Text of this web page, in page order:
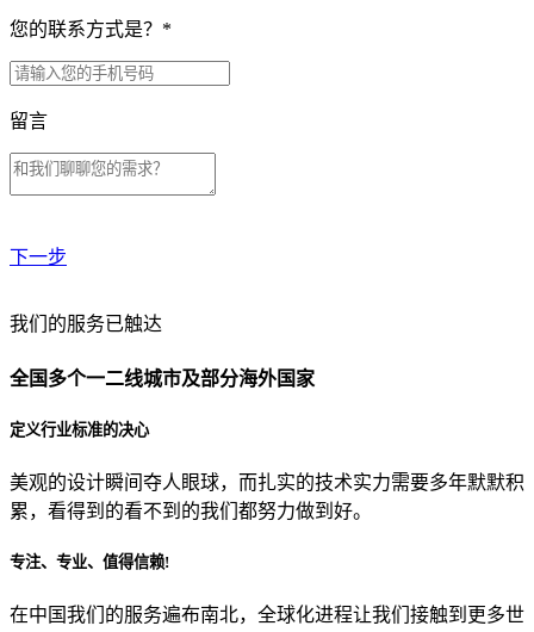
您的联系方式是？ *
留言
下一步
贵公司预算范围是？
贵公司的团队规模是？
目前主要的营销渠道是？
我们的服务已触达
全国多个一二线城市及部分海外国家
定义行业标准的决心
美观的设计瞬间夺人眼球，而扎实的技术实力需要多年默默积
累，看得到的看不到的我们都努力做到好。
专注、专业、值得信赖!
在中国我们的服务遍布南北，全球化进程让我们接触到更多世